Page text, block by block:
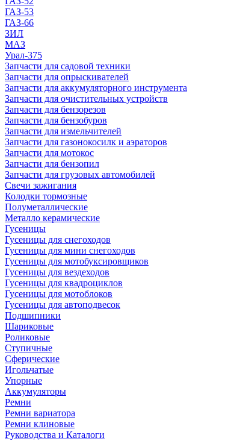
ГАЗ-53
ГАЗ-66
ЗИЛ
МАЗ
Урал-375
Запчасти для садовой техники
Запчасти для опрыскивателей
Запчасти для аккумуляторного инструмента
Запчасти для очистительных устройств
Запчасти для бензорезов
Запчасти для бензобуров
Запчасти для измельчителей
Запчасти для газонокосилк и аэраторов
Запчасти для мотокос
Запчасти для бензопил
Запчасти для грузовых автомобилей
Свечи зажигания
Колодки тормозные
Полуметаллические
Металло керамические
Гусеницы
Гусеницы для снегоходов
Гусеницы для мини снегоходов
Гусеницы для мотобуксировщиков
Гусеницы для вездеходов
Гусеницы для квадроциклов
Гусеницы для мотоблоков
Гусеницы для автоподвесок
Подшипники
Шариковые
Роликовые
Ступичные
Сферические
Игольчатые
Упорные
Аккумуляторы
Ремни
Ремни вариатора
Ремни клиновые
Руководства и Каталоги